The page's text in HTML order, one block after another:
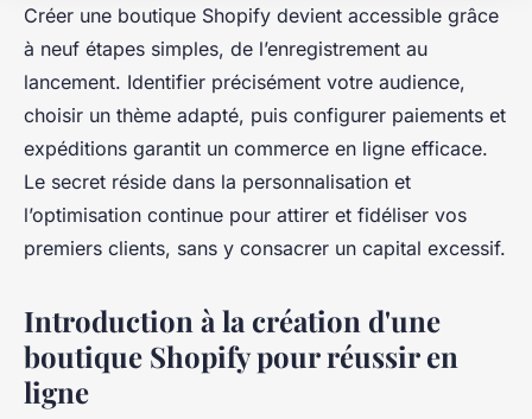
Créer une boutique Shopify devient accessible grâce
à neuf étapes simples, de l’enregistrement au
lancement. Identifier précisément votre audience,
choisir un thème adapté, puis configurer paiements et
expéditions garantit un commerce en ligne efficace.
Le secret réside dans la personnalisation et
l’optimisation continue pour attirer et fidéliser vos
premiers clients, sans y consacrer un capital excessif.
Introduction à la création d'une
boutique Shopify pour réussir en
ligne